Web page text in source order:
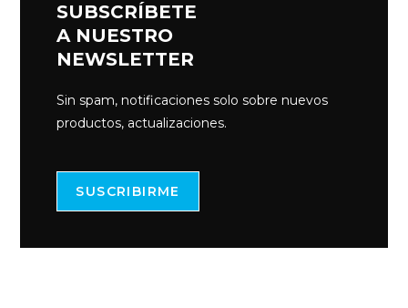
SUBSCRÍBETE
A NUESTRO
NEWSLETTER
Sin spam, notificaciones solo sobre nuevos
productos, actualizaciones.
SUSCRIBIRME